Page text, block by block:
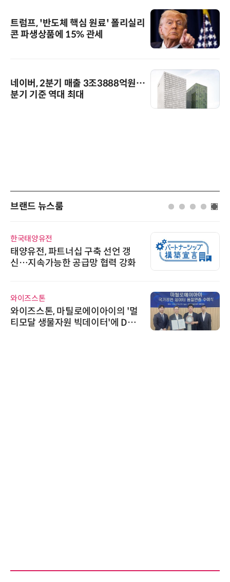
트럼프, '반도체 핵심 원료' 폴리실리
콘 파생상품에 15% 관세
네이버, 2분기 매출 3조3888억원…
분기 기준 역대 최대
브랜드 뉴스룸
한국태양유전
태양유전, 파트너십 구축 선언 갱
신…지속가능한 공급망 협력 강화
와이즈스톤
와이즈스톤, 마틸로에이아이의 '멀
티모달 생물자원 빅데이터'에 DQ